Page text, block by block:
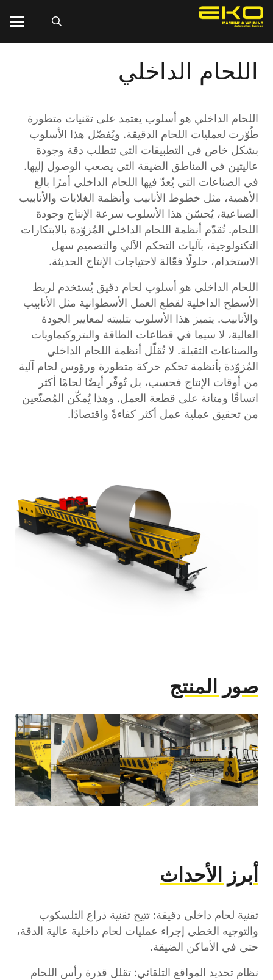
اللحام الداخلي
اللحام الداخلي هو أسلوب يعتمد على تقنيات متطورة
طُوّرت لعمليات اللحام الدقيقة. ويُفضّل هذا الأسلوب
بشكل خاص في التطبيقات التي تتطلب دقة وجودة
عاليتين في المناطق الضيقة التي يصعب الوصول إليها.
في الصناعات التي يُعدّ فيها اللحام الداخلي أمرًا بالغ
الأهمية، مثل خطوط الأنابيب وأنظمة الغلايات والأنابيب
الصناعية، يُحسّن هذا الأسلوب سرعة الإنتاج وجودة
اللحام. تُقدّم أنظمة اللحام الداخلي المُزوّدة بالابتكارات
التكنولوجية، بآليات التحكم الآلي والتصميم سهل
الاستخدام، حلولًا فعّالة لاحتياجات الإنتاج الحديثة.
اللحام الداخلي هو أسلوب لحام دقيق يُستخدم لربط
الأسطح الداخلية لقطع العمل الأسطوانية مثل الأنابيب
والأنابيب. يتميز هذا الأسلوب بتلبيته لمعايير الجودة
العالية، لا سيما في قطاعات الطاقة والبتروكيماويات
والصناعات الثقيلة. لا تُقلّل أنظمة اللحام الداخلي
المُزوّدة بأنظمة تحكم حركة متطورة ورؤوس لحام آلية
من أوقات الإنتاج فحسب، بل تُوفّر أيضًا لحامًا أكثر
اتساقًا ومتانة على قطعة العمل. وهذا يُمكّن المُصنّعين
من تحقيق عملية عمل أكثر كفاءةً واقتصادًا.
صور المنتج
أبرز الأحداث
تقنية لحام داخلي دقيقة: تتيح تقنية ذراع التلسكوب
والتوجيه الخطي إجراء عمليات لحام داخلية عالية الدقة،
حتى في الأماكن الضيقة.
نظام تحديد المواقع التلقائي: تقلل قدرة رأس اللحام